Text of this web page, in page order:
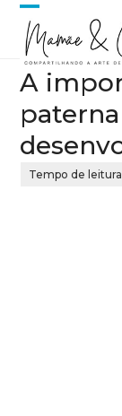
Skip
content
Open
mobile
menu
Close
mobile
menu
A